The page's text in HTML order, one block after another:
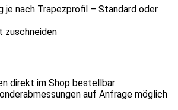
je nach Trapezprofil – Standard oder
zuschneiden
direkt im Shop bestellbar
auf Anfrage möglich